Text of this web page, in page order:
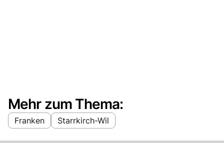
Mehr zum Thema:
Franken Starrkirch-Wil